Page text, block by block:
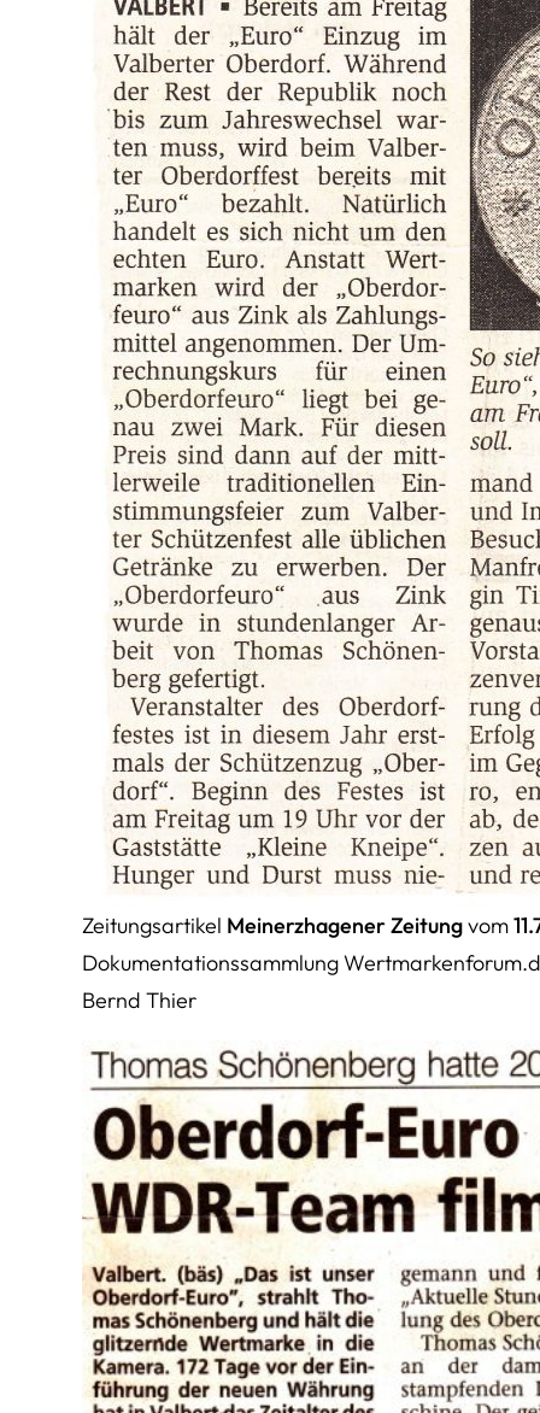
Zeitungsartikel Meinerzhagener Zeitungvom
Dokumentationssammlung
Bernd Thier